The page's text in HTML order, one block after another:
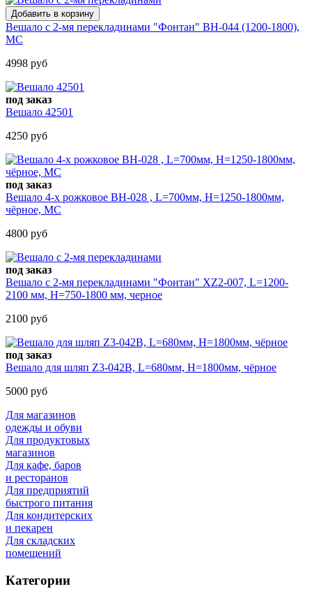
Вешало с 2-мя перекладинами "Фонтан" BH-044 (1200-1800),
МС
4998 руб
под заказ
Вешало 42501
4250 руб
под заказ
Вешало 4-х рожковое BH-028 , L=700мм, H=1250-1800мм,
чёрное, МС
4800 руб
под заказ
Вешало с 2-мя перекладинами "Фонтан" ХZ2-007, L=1200-
2100 мм, H=750-1800 мм, черное
2100 руб
под заказ
Вешало для шляп Z3-042В, L=680мм, H=1800мм, чёрное
5000 руб
Для магазинов
одежды и обуви
Для продуктовых
магазинов
Для кафе, баров
и ресторанов
Для предприятий
быстрого питания
Для кондитерских
и пекарен
Для складских
помещений
Категории